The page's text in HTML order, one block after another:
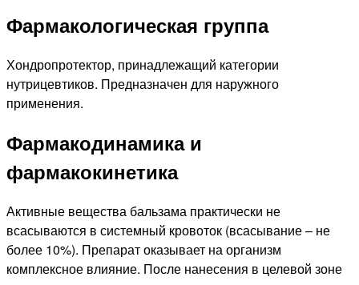
Фармакологическая группа
Хондропротектор, принадлежащий категории
нутрицевтиков. Предназначен для наружного
применения.
Фармакодинамика и
фармакокинетика
Активные вещества бальзама практически не
всасываются в системный кровоток (всасывание – не
более 10%). Препарат оказывает на организм
комплексное влияние. После нанесения в целевой зоне